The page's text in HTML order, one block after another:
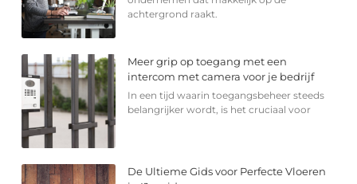
achtergrond raakt.
Meer grip op toegang met een
intercom met camera voor je bedrijf
In een tijd waarin toegangsbeheer steeds
belangrijker wordt, is het cruciaal voor
De Ultieme Gids voor Perfecte Vloeren